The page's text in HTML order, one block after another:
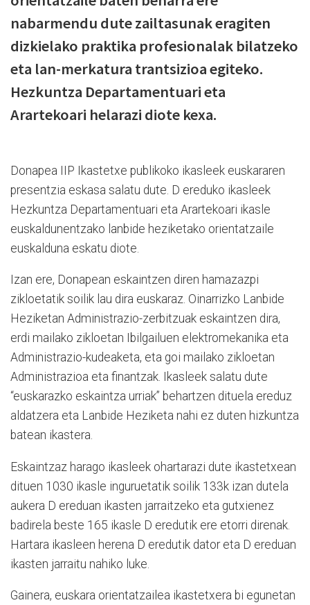
nabarmendu dute zailtasunak eragiten
dizkielako praktika profesionalak bilatzeko
eta lan-merkatura trantsizioa egiteko.
Hezkuntza Departamentuari eta
Arartekoari helarazi diote kexa.
Donapea IIP Ikastetxe publikoko ikasleek euskararen
presentzia eskasa salatu dute. D ereduko ikasleek
Hezkuntza Departamentuari eta Arartekoari ikasle
euskaldunentzako lanbide heziketako orientatzaile
euskalduna eskatu diote.
Izan ere, Donapean eskaintzen diren hamazazpi
zikloetatik soilik lau dira euskaraz. Oinarrizko Lanbide
Heziketan Administrazio-zerbitzuak eskaintzen dira,
erdi mailako zikloetan Ibilgailuen elektromekanika eta
Administrazio-kudeaketa, eta goi mailako zikloetan
Administrazioa eta finantzak. Ikasleek salatu dute
“euskarazko eskaintza urriak” behartzen dituela ereduz
aldatzera eta Lanbide Heziketa nahi ez duten hizkuntza
batean ikastera.
Eskaintzaz harago ikasleek ohartarazi dute ikastetxean
dituen 1030 ikasle inguruetatik soilik 133k izan dutela
aukera D ereduan ikasten jarraitzeko eta gutxienez
badirela beste 165 ikasle D eredutik ere etorri direnak.
Hartara ikasleen herena D eredutik dator eta D ereduan
ikasten jarraitu nahiko luke.
Gainera, euskara orientatzailea ikastetxera bi egunetan